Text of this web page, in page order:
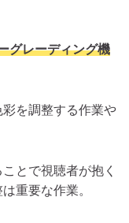
グレーディング機
を調整する作業や
とで視聴者が抱く
重要な作業。